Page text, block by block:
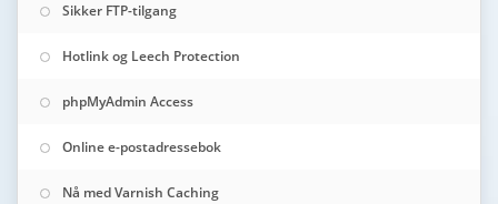
Sikker FTP-tilgang
Hotlink og Leech Protection
phpMyAdmin Access
Online e-postadressebok
Nå med Varnish Caching